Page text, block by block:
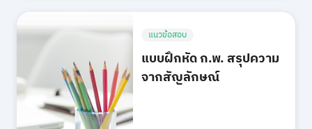
แนวข้อสอบ
แบบฝึกหัด ก.พ. สรุปความ
จากสัญลักษณ์